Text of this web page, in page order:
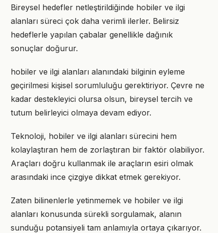
Bireysel hedefler netleştirildiğinde hobiler ve ilgi
alanları süreci çok daha verimli ilerler. Belirsiz
hedeflerle yapılan çabalar genellikle dağınık
sonuçlar doğurur.
hobiler ve ilgi alanları alanındaki bilginin eyleme
geçirilmesi kişisel sorumluluğu gerektiriyor. Çevre ne
kadar destekleyici olursa olsun, bireysel tercih ve
tutum belirleyici olmaya devam ediyor.
Teknoloji, hobiler ve ilgi alanları sürecini hem
kolaylaştıran hem de zorlaştıran bir faktör olabiliyor.
Araçları doğru kullanmak ile araçların esiri olmak
arasındaki ince çizgiye dikkat etmek gerekiyor.
Zaten bilinenlerle yetinmemek ve hobiler ve ilgi
alanları konusunda sürekli sorgulamak, alanın
sunduğu potansiyeli tam anlamıyla ortaya çıkarıyor.